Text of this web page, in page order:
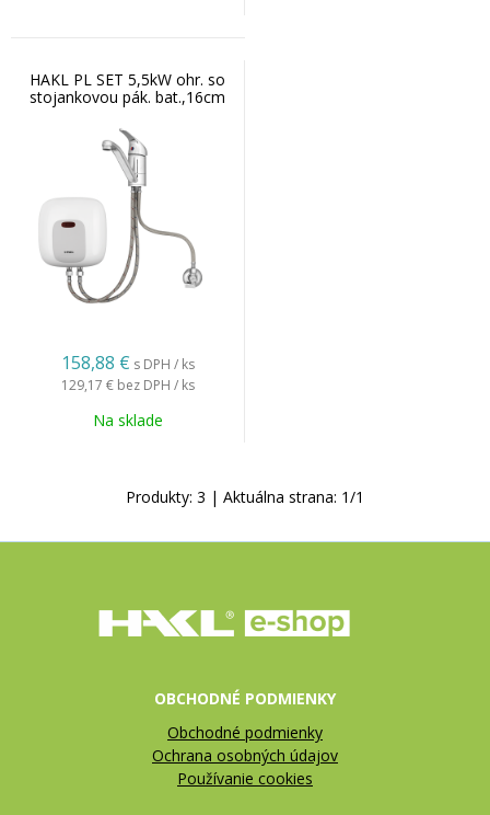
HAKL PL SET 5,5kW ohr. so
stojankovou pák. bat.,16cm
IconicLine
158,88 € s DPH / ks
129,17 € bez DPH / ks
Na sklade
Produkty: 3 | Aktuálna strana: 1/1
OBCHODNÉ PODMIENKY
Obchodné podmienky
Ochrana osobných údajov
Používanie cookies